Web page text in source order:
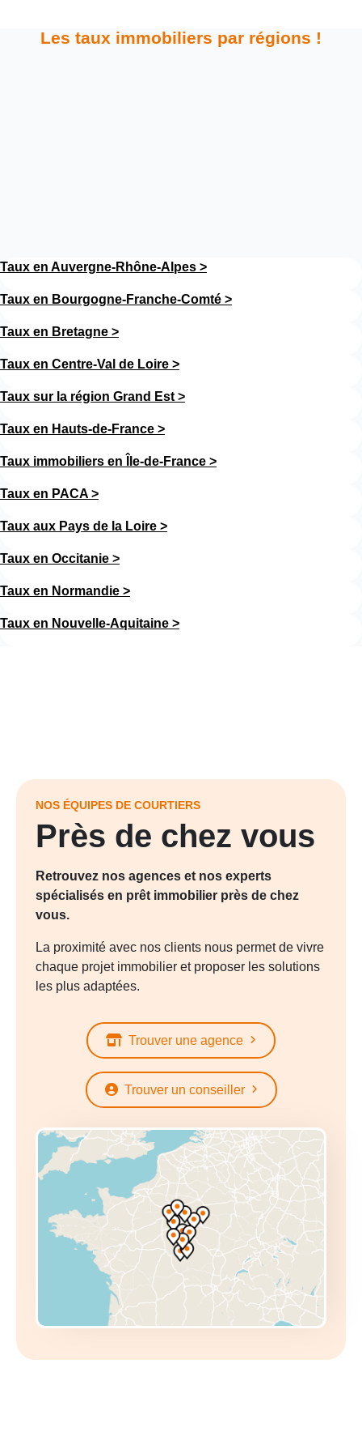
Les taux immobiliers par régions !
Taux en Auvergne-Rhône-Alpes >
Taux en Bourgogne-Franche-Comté >
Taux en Bretagne >
Taux en Centre-Val de Loire >
Taux sur la région Grand Est >
Taux en Hauts-de-France >
Taux immobiliers en Île-de-France >
Taux en PACA >
Taux aux Pays de la Loire >
Taux en Occitanie >
Taux en Normandie >
Taux en Nouvelle-Aquitaine >
NOS ÉQUIPES DE COURTIERS
Près de chez vous
Retrouvez nos agences et nos experts
spécialisés en prêt immobilier près de chez
vous.
La proximité avec nos clients nous permet de vivre
chaque projet immobilier et proposer les solutions
les plus adaptées.
Trouver une agence
Trouver un conseiller